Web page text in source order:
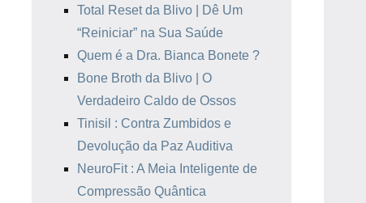
Total Reset da Blivo | Dê Um
“Reiniciar” na Sua Saúde
Quem é a Dra. Bianca Bonete ?
Bone Broth da Blivo | O
Verdadeiro Caldo de Ossos
Tinisil : Contra Zumbidos e
Devolução da Paz Auditiva
NeuroFit : A Meia Inteligente de
Compressão Quântica